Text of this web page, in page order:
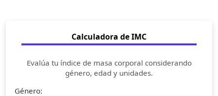
Calculadora de IMC
Evalúa tu índice de masa corporal considerando
género, edad y unidades.
Género: